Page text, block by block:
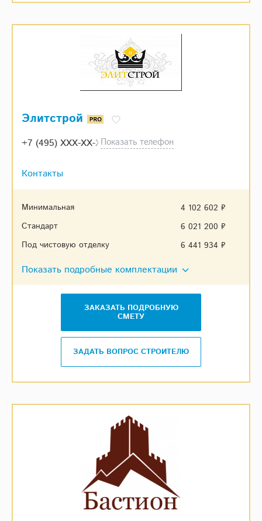
Элитстрой
+7 (495) XXX-XX-XXПоказать телефон
Контакты
Минимальная
4 102 602 ₽
Стандарт
6 021 200 ₽
Под чистовую отделку
6 441 934 ₽
Показать подробные комплектации
ЗАКАЗАТЬ ПОДРОБНУЮ
СМЕТУ
ЗАДАТЬ ВОПРОС СТРОИТЕЛЮ